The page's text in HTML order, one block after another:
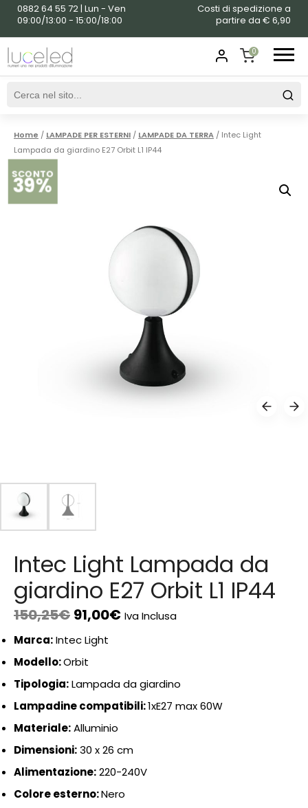
0882 64 55 72 | Lun - Ven
09:00/13:00 - 15:00/18:00
Costi di spedizione a
partire da € 6,90
0
SHOPPING
Home / LAMPADE PER ESTERNI / LAMPADE DA TERRA / Intec Light
Lampada da giardino E27 Orbit L1 IP44
SCONTO
39%
Intec Light Lampada da
giardino E27 Orbit L1 IP44
150,25€ 91,00€ Iva Inclusa
Marca:Intec Light
Modello:Orbit
Tipologia:Lampada da giardino
Lampadine compatibili:1xE27 max 60W
Materiale:Alluminio
Dimensioni:30 x 26 cm
Alimentazione:220-240V
Colore esterno:Nero